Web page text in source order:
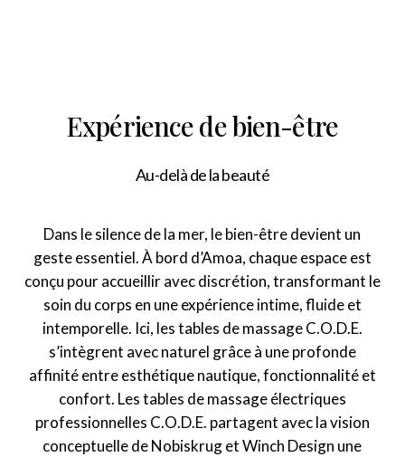
Expérience de bien-être
Au-delà de la beauté
Dans le silence de la mer, le bien-être devient un
geste essentiel. À bord d’Amoa, chaque espace est
conçu pour accueillir avec discrétion, transformant le
soin du corps en une expérience intime, fluide et
intemporelle. Ici, les tables de massage C.O.D.E.
s’intègrent avec naturel grâce à une profonde
affinité entre esthétique nautique, fonctionnalité et
confort. Les tables de massage électriques
professionnelles C.O.D.E. partagent avec la vision
conceptuelle de Nobiskrug et Winch Design une